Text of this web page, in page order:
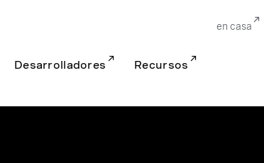
Desarrolladores Recursos
en casa